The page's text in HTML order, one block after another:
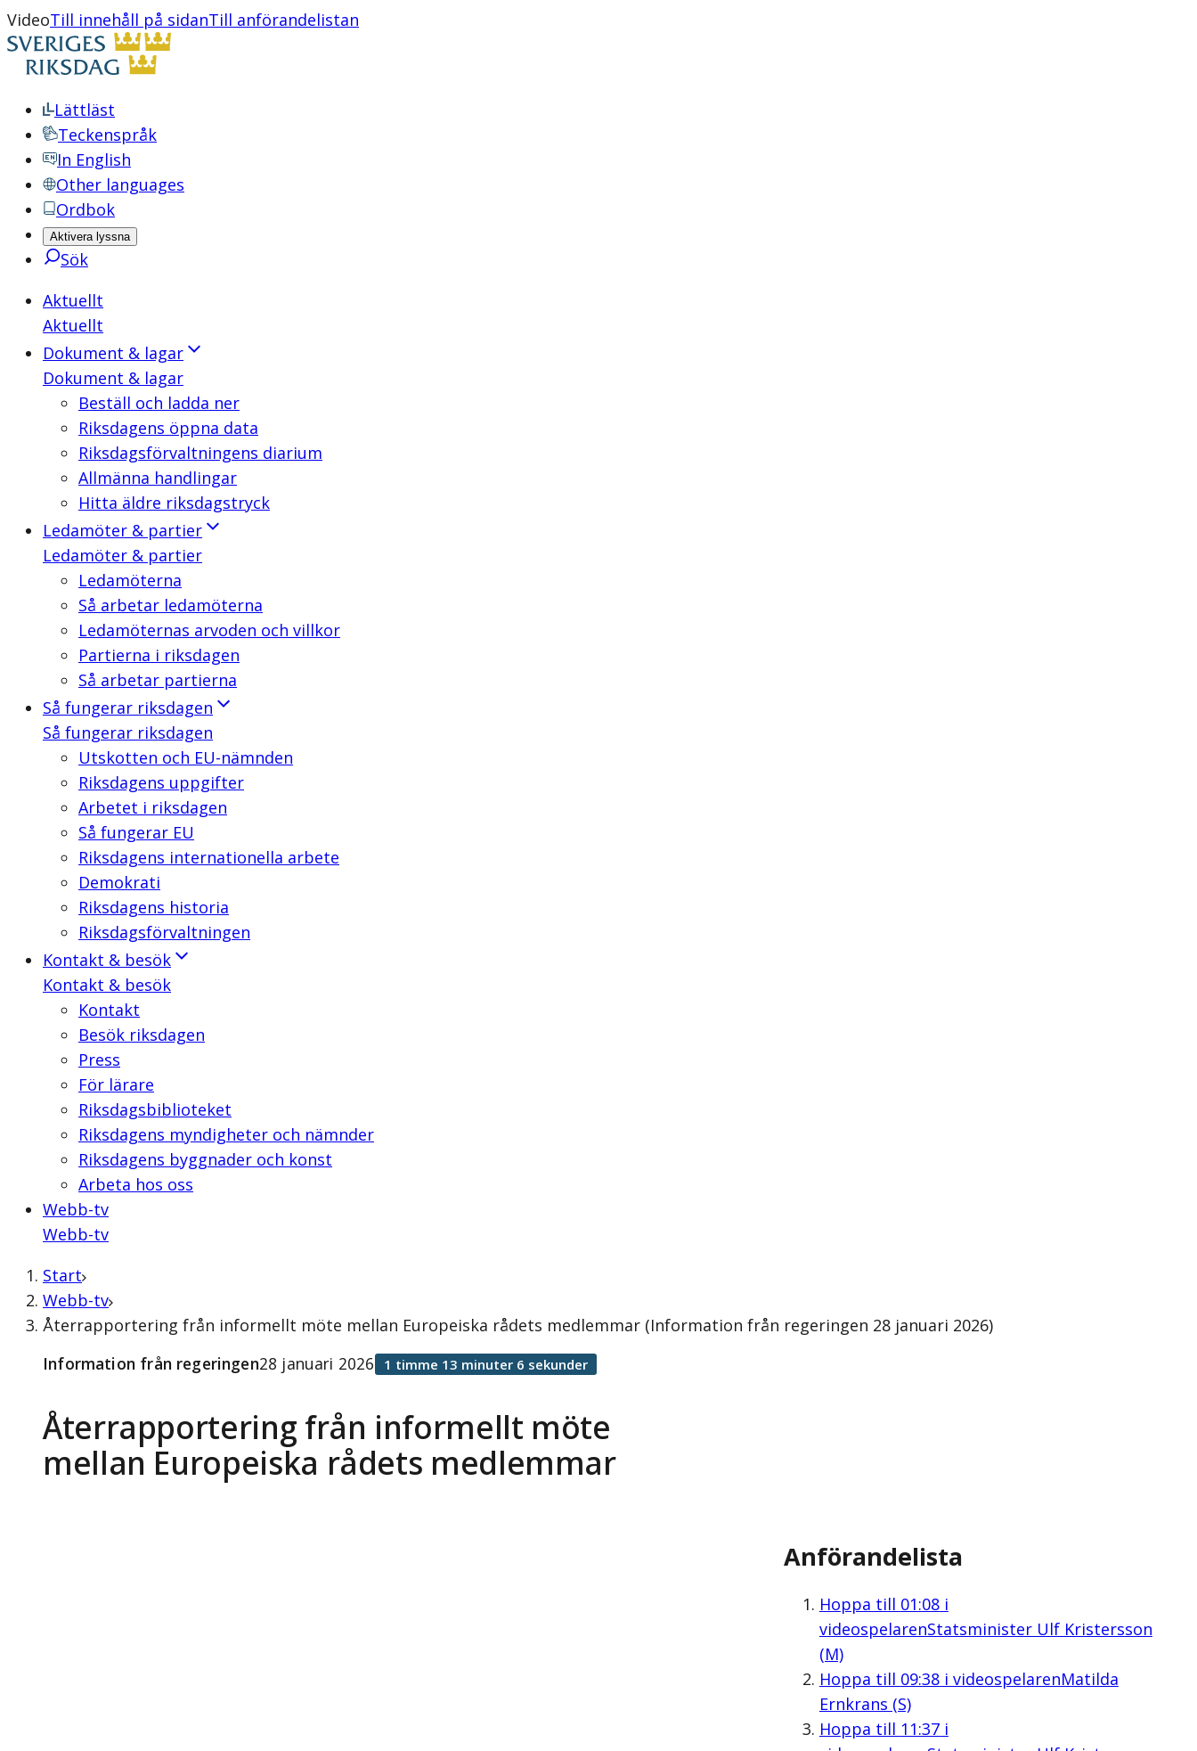
VideoTill innehåll på sidanTill anförandelistan
Lättläst
Teckenspråk
In English
Other languages
Ordbok
Aktivera lyssna
Sök
Aktuellt
Aktuellt
Dokument & lagar
Dokument & lagar
Beställ och ladda ner
Riksdagens öppna data
Riksdagsförvaltningens diarium
Allmänna handlingar
Hitta äldre riksdagstryck
Ledamöter & partier
Ledamöter & partier
Ledamöterna
Så arbetar ledamöterna
Ledamöternas arvoden och villkor
Partierna i riksdagen
Så arbetar partierna
Så fungerar riksdagen
Så fungerar riksdagen
Utskotten och EU-nämnden
Riksdagens uppgifter
Arbetet i riksdagen
Så fungerar EU
Riksdagens internationella arbete
Demokrati
Riksdagens historia
Riksdagsförvaltningen
Kontakt & besök
Kontakt & besök
Kontakt
Besök riksdagen
Press
För lärare
Riksdagsbiblioteket
Riksdagens myndigheter och nämnder
Riksdagens byggnader och konst
Arbeta hos oss
Webb-tv
Webb-tv
Start
Webb-tv
Återrapportering från informellt möte mellan Europeiska rådets medlemmar (Information från regeringen 28 januari 2026)
Återrapportering från informellt möte
mellan Europeiska rådets medlemmar
Information från regeringen28 januari 2026 1 timme 13 minuter 6 sekunder
Anförandelista
Hoppa till 01:08i
videospelarenStatsminister Ulf Kristersson
(M)
Hoppa till 09:38i videospelarenMatilda
Ernkrans (S)
Hoppa till 11:37i